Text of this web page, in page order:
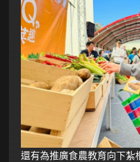
還有為推廣食農教育向下紮